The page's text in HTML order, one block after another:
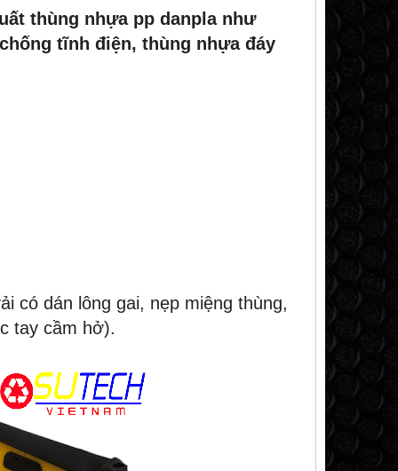
thùng nhựa pp danpla như
tĩnh điện, thùng nhựa đáy
có dán lông gai, nẹp miệng thùng,
tay cầm hở).